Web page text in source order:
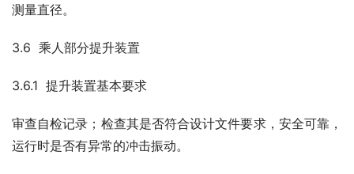
测量直径。
3.6  乘人部分提升装置
3.6.1  提升装置基本要求
审查自检记录；检查其是否符合设计文件要求，安全可靠，
运行时是否有异常的冲击振动。